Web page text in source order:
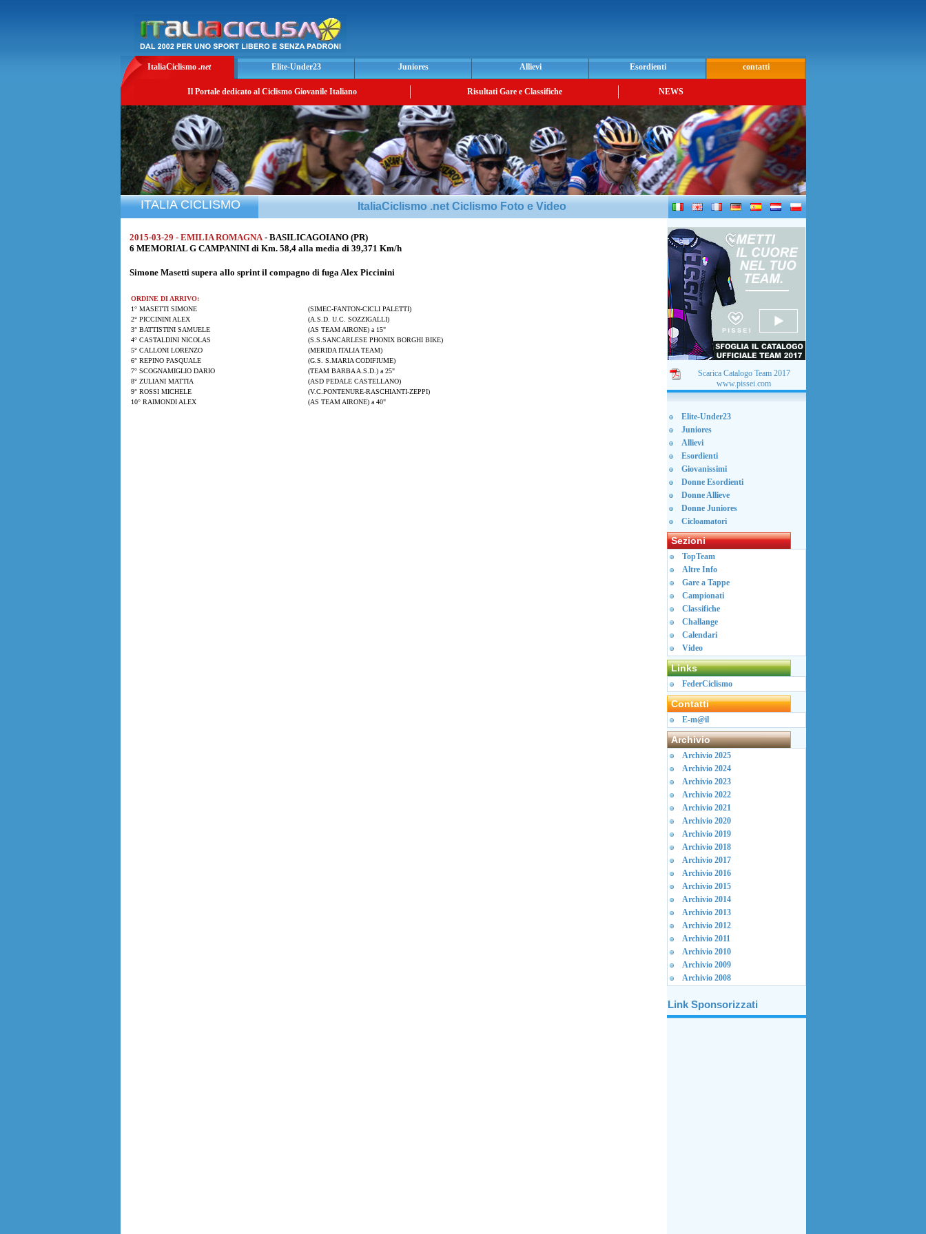
ItaliaCiclismo .net Elite-Under23 Juniores Allievi Esordienti contatti
Il Portale dedicato al Ciclismo Giovanile Italiano Risultati Gare e Classifiche NEWS
ITALIA CICLISMO ItaliaCiclismo .net Ciclismo Foto e Video
2015-03-29 - EMILIA ROMAGNA - BASILICAGOIANO (PR)
6 MEMORIAL G CAMPANINI di Km. 58,4 alla media di 39,371 Km/h
Simone Masetti supera allo sprint il compagno di fugaAlex Piccinini
ORDINE DI ARRIVO:
1° MASETTI SIMONE
(SIMEC-FANTON-CICLI PALETTI)
2° PICCININI ALEX
(A.S.D. U.C. SOZZIGALLI)
3° BATTISTINI SAMUELE
(AS TEAM AIRONE) a 15"
4° CASTALDINI NICOLAS
(S.S.SANCARLESE PHONIX BORGHI BIKE)
5° CALLONI LORENZO
(MERIDA ITALIA TEAM)
6° REPINO PASQUALE
(G.S. S.MARIA CODIFIUME)
7° SCOGNAMIGLIO DARIO
(TEAM BARBA A.S.D.) a 25"
8° ZULIANI MATTIA
(ASD PEDALE CASTELLANO)
9° ROSSI MICHELE
(V.C.PONTENURE-RASCHIANTI-ZEPPI)
10° RAIMONDI ALEX
(AS TEAM AIRONE) a 40"
Scarica Catalogo Team 2017
www.pissei.com
Elite-Under23
Juniores
Allievi
Esordienti
Giovanissimi
Donne Esordienti
Donne Allieve
Donne Juniores
Cicloamatori
Sezioni
TopTeam
Altre Info
Gare a Tappe
Campionati
Classifiche
Challange
Calendari
Video
Links
FederCiclismo
Contatti
E-m@il
Archivio
Archivio 2025
Archivio 2024
Archivio 2023
Archivio 2022
Archivio 2021
Archivio 2020
Archivio 2019
Archivio 2018
Archivio 2017
Archivio 2016
Archivio 2015
Archivio 2014
Archivio 2013
Archivio 2012
Archivio 2011
Archivio 2010
Archivio 2009
Archivio 2008
Link Sponsorizzati